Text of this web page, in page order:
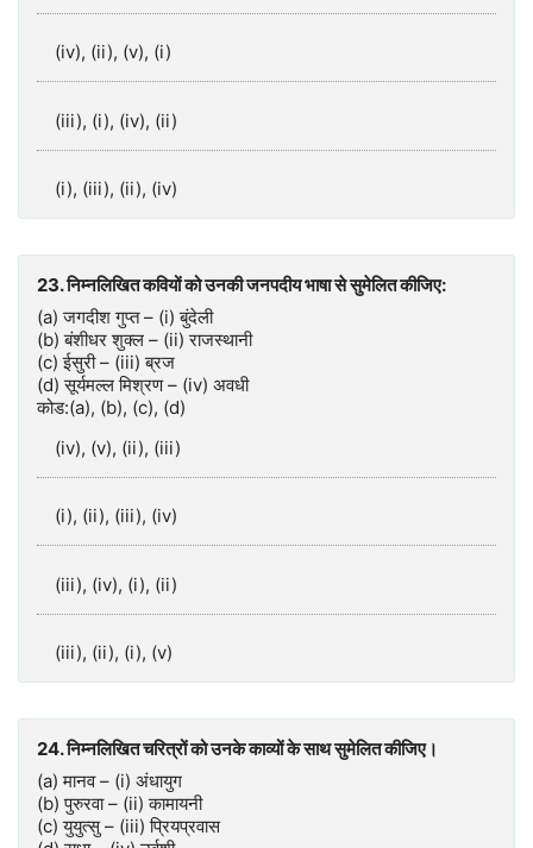
(iv), (ii), (v), (i)
(iii), (i), (iv), (ii)
(i), (iii), (ii), (iv)
23. निम्नलिखित कवियों को उनकी जनपदीय भाषा से सुमेलित कीजिए:
(a) जगदीश गुप्त – (i) बुंदेली
(b) बंशीधर शुक्ल – (ii) राजस्थानी
(c) ईसुरी – (iii) ब्रज
(d) सूर्यमल्ल मिश्रण – (iv) अवधी
कोड:(a), (b), (c), (d)
(iv), (v), (ii), (iii)
(i), (ii), (iii), (iv)
(iii), (iv), (i), (ii)
(iii), (ii), (i), (v)
24. निम्नलिखित चरित्रों को उनके काव्यों के साथ सुमेलित कीजिए।
(a) मानव – (i) अंधायुग
(b) पुरुरवा – (ii) कामायनी
(c) युयुत्सु – (iii) प्रियप्रवास